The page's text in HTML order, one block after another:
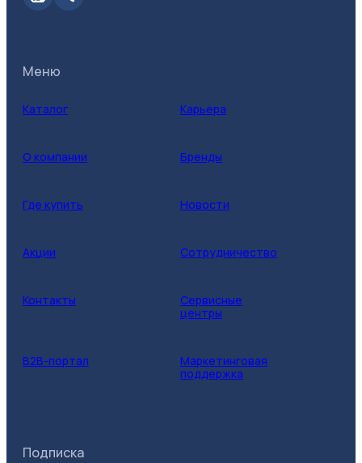
Меню
Каталог Карьера
О компании Бренды
Где купить Новости
Акции Сотрудничество
Контакты
Сервисные
центры
B2B-портал
Маркетинговая
поддержка
Подписка